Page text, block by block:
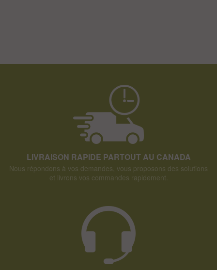
LIVRAISON RAPIDE PARTOUT AU CANADA
Nous répondons à vos demandes, vous proposons des solutions
et livrons vos commandes rapidement.